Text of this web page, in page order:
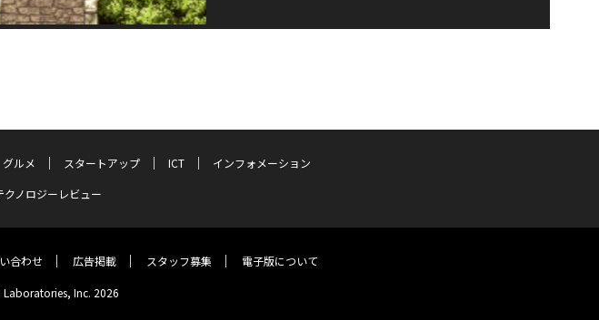
グルメ スタートアップ ICT
インフォメーション
クノロジーレビュー
合わせ 広告掲載 スタッフ募集 電子版について
Laboratories, Inc. 2026